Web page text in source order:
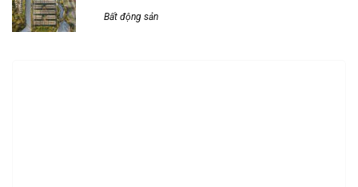
Bất động sản